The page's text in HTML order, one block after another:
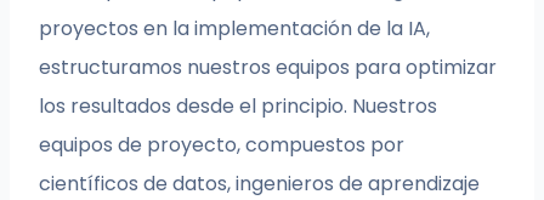
proyectos en la implementación de la IA,
estructuramos nuestros equipos para optimizar
los resultados desde el principio. Nuestros
equipos de proyecto, compuestos por
científicos de datos, ingenieros de aprendizaje